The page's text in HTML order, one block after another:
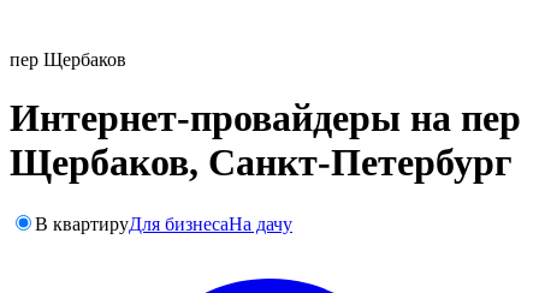
пер Щербаков
Интернет-провайдеры на пер
Щербаков, Санкт-Петербург
В квартируДля бизнесаНа дачу